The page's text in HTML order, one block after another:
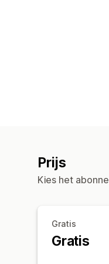
Prijs
Kies het
Gratis
Gratis